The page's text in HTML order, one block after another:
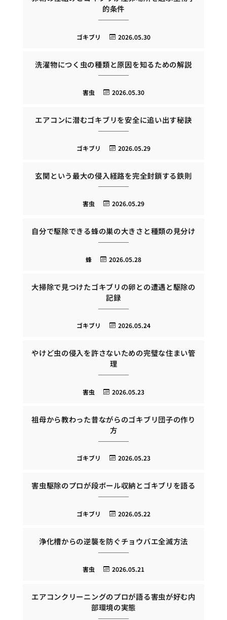
的条件
2026.05.30
ゴキブリ
洗濯物につく虫の種類と原因を知るための解説
2026.05.30
害虫
エアコンに潜むゴキブリを安全に追い出す秘訣
2026.05.29
ゴキブリ
玄関という最大の侵入経路を完全封鎖する鉄則
2026.05.29
害虫
自分で駆除できる蜂の巣の大きさと種類の見分け
2026.05.28
蜂
大掃除で見つけたゴキブリの卵との遭遇と駆除の
記録
2026.05.24
ゴキブリ
やけど虫の侵入を許さないための完璧な住まい管
理
2026.05.23
害虫
祖母から教わった昔ながらのゴキブリ団子の作り
方
2026.05.23
ゴキブリ
害虫駆除のプロが段ボール収納とゴキブリを語る
2026.05.22
ゴキブリ
浄化槽からの逆襲を防ぐチョウバエ全滅方法
2026.05.21
害虫
エアコンクリーニングのプロが語る害虫が好む内
部環境の実態